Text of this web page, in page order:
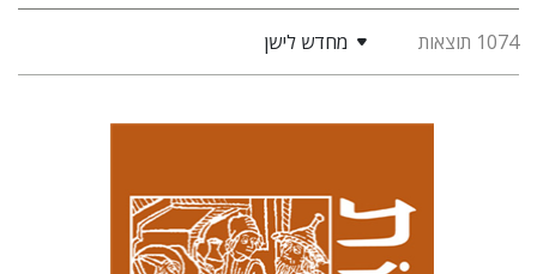
1074 תוצאות מחדש לישן
קנת קולינס